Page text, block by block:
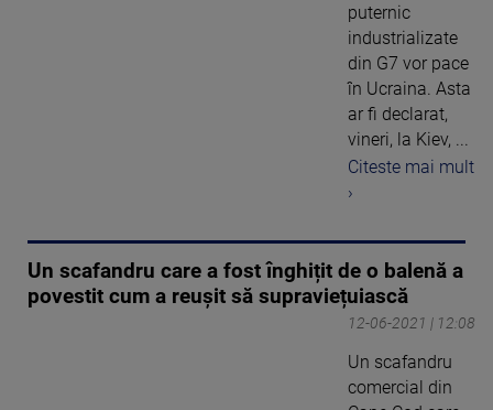
puternic
industrializate
din G7 vor pace
în Ucraina. Asta
ar fi declarat,
vineri, la Kiev, ...
Citeste mai mult
›
Un scafandru care a fost înghițit de o balenă a
povestit cum a reușit să supraviețuiască
12-06-2021 | 12:08
Un scafandru
comercial din